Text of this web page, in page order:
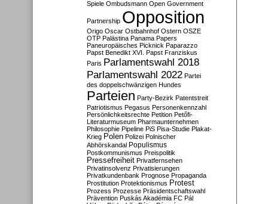
Spiele Ombudsmann Open Government
Partnership Opposition
Origo Oscar Ostbahnhof Ostern OSZE
OTP Palästina Panama Papers
Paneuropäisches Picknick Paparazzo
Papst Benedikt XVI. Papst Franziskus
Paris Parlamentswahl 2018
Parlamentswahl 2022 Partei
des doppelschwänzigen Hundes
Parteien Party-Bezirk Patentstreit
Patriotismus Pegasus Personenkennzahl
Persönlichkeitsrechte Petition Petőfi-
Literaturmuseum Pharmaunternehmen
Philosophie Pipeline PiS Pisa-Studie Plakat-
Krieg Polen Polizei Polnischer
Abhörskandal Populismus
Postkommunismus Preispolitik
Pressefreiheit Privatfernsehen
Privatinsolvenz Privatisierungen
Privatkundenbank Prognose Propaganda
Prostitution Protektionismus Protest
Prozess Prozesse Präsidentschaftswahl
Prävention Puskás Akadémia FC Pál